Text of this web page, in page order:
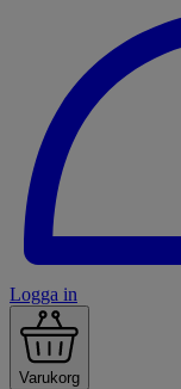
Logga in
Varukorg